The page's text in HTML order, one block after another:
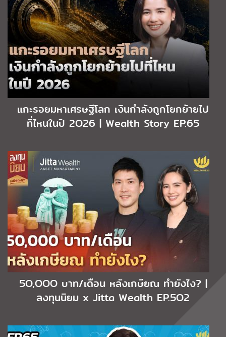
แกะรอยมหาเศรษฐีโลก เงินกำลังถูกโยกย้ายไป
ที่ไหนในปี 2O26 | Wealth Story EP.65
5O,OOO บาท/เดือน หลังเกษียณ ทำยังไง? |
ลงทุนนิยม x Jitta Wealth EP.5O2